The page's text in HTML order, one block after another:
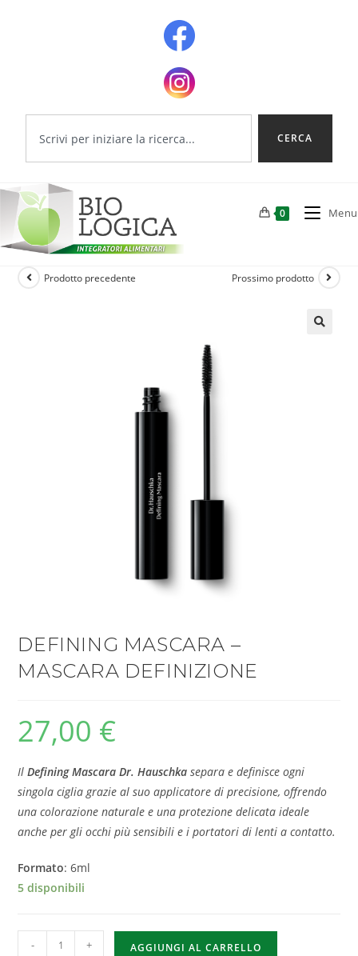
CERCA
0 Menu
Prodotto precedente Prossimo prodotto
DEFINING MASCARA –
MASCARA DEFINIZIONE
27,00 €
IlDefining Mascara Dr. Hauschka separa e definisce ogni
singola ciglia grazie al suo applicatore di precisione, offrendo
una colorazione naturale e una protezione delicata ideale
anche per gli occhi più sensibili e i portatori di lenti a contatto.
Formato: 6ml
5 disponibili
- + AGGIUNGI AL CARRELLO